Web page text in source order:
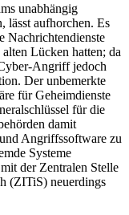
unabhängig
lässt aufhorchen. Es
Nachrichtendienste
Lücken hatten; da
Angriff jedoch
Der unbemerkte
für Geheimdienste
für die
damit
Angriffssoftware zu
Systeme
der Zentralen Stelle
(ZITiS) neuerdings